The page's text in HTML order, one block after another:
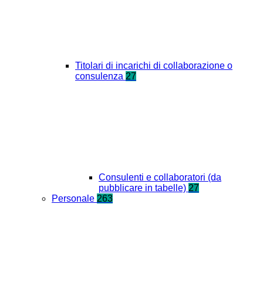
Titolari di incarichi di collaborazione o
consulenza 27
Consulenti e collaboratori (da
pubblicare in tabelle) 27
Personale 263